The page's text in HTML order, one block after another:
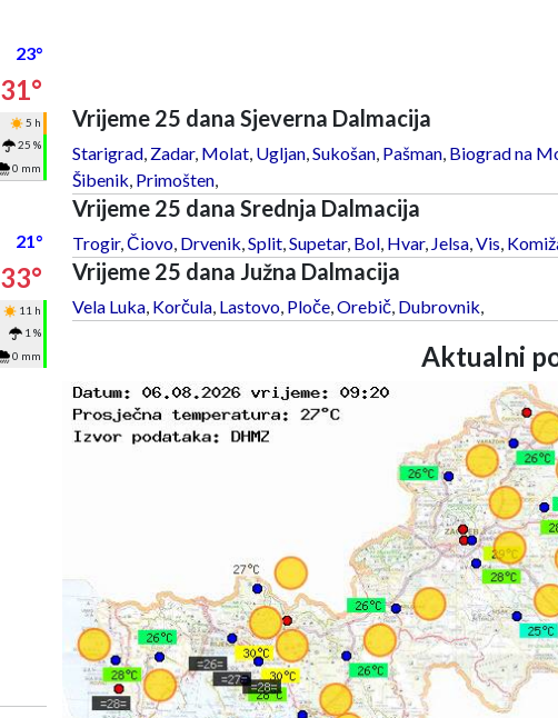
23°
31°
5 h
25 %
0 mm
21°
33°
11 h
1 %
0 mm
Vrijeme 25 dana Sjeverna Dalmacija
Starigrad, Zadar, Molat, Ugljan, Sukošan, Pašman, Biograd na
Šibenik Primošten,
Vrijeme 25 dana Srednja Dalmacija
Trogir, Čiovo, Drvenik Split, Supetar, Bol, Hvar, Jelsa, Vis
Vrijeme 25 dana Južna Dalmacija
Vela Luka, Korčula, Lastovo, Ploče, Orebič, Dubrovnik
Aktualni